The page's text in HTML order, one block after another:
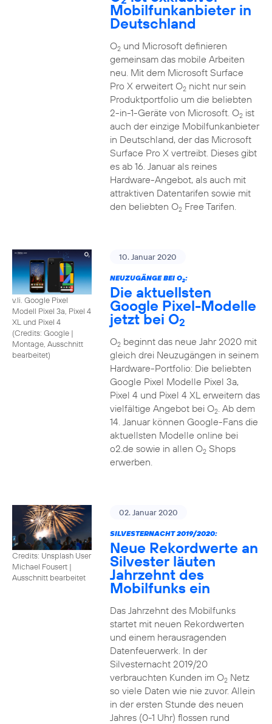
Mobilfunkanbieter in
Deutschland
O2und Microsoft definieren
gemeinsam das mobile Arbeiten
neu. Mit dem Microsoft Surface
Pro X erweitert O2nicht nur sein
Produktportfolio um die beliebten
2-in-1-Geräte von Microsoft. O2ist
auch der einzige Mobilfunkanbieter
in Deutschland, der das Microsoft
Surface Pro X vertreibt. Dieses gibt
es ab 16. Januar als reines
Hardware-Angebot, als auch mit
attraktiven Datentarifen sowie mit
den beliebten O2Free Tarifen.
v.li. Google Pixel
Modell Pixel 3a, Pixel 4
XL und Pixel 4
(Credits: Google |
Montage, Ausschnitt
bearbeitet)
10. Januar 2020
NEUZUGÄNGE BEI O2:
Die aktuellsten
Google Pixel-Modelle
jetzt bei O2
O2beginnt das neue Jahr 2020 mit
gleich drei Neuzugängen in seinem
Hardware-Portfolio: Die beliebten
Google Pixel Modelle Pixel 3a,
Pixel 4 und Pixel 4 XL erweitern das
vielfältige Angebot bei O2. Ab dem
14. Januar können Google-Fans die
aktuellsten Modelle online bei
o2.de sowie in allen O2Shops
erwerben.
Credits: Unsplash User
Michael Fousert |
Ausschnitt bearbeitet
02. Januar 2020
SILVESTERNACHT 2019/2020:
Neue Rekordwerte an
Silvester läuten
Jahrzehnt des
Mobilfunks ein
Das Jahrzehnt des Mobilfunks
startet mit neuen Rekordwerten
und einem herausragenden
Datenfeuerwerk. In der
Silvesternacht 2019/20
verbrauchten Kunden im O2Netz
so viele Daten wie nie zuvor. Allein
in der ersten Stunde des neuen
Jahres (0-1 Uhr) flossen rund